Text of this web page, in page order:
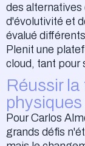
des
d'évolutivité et
évalué
Plenit une
cloud, tant pour
Réussir
Pour Carlos
grands défis